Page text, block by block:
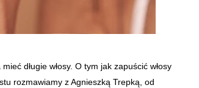
długie włosy. O tym jak zapuścić włosy
rozmawiamy z Agnieszką Trepką, od